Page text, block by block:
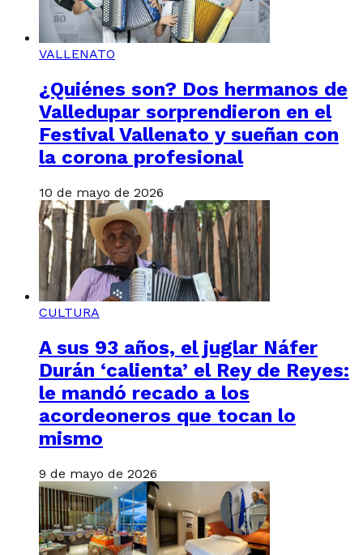
VALLENATO
¿Quiénes son? Dos hermanos de
Valledupar sorprendieron en el
Festival Vallenato y sueñan con
la corona profesional
10 de mayo de 2026
CULTURA
A sus 93 años, el juglar Náfer
Durán ‘calienta’ el Rey de Reyes:
le mandó recado a los
acordeoneros que tocan lo
mismo
9 de mayo de 2026